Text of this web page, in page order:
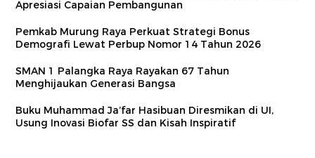
Apresiasi Capaian Pembangunan
Pemkab Murung Raya Perkuat Strategi Bonus
Demografi Lewat Perbup Nomor 14 Tahun 2026
SMAN 1 Palangka Raya Rayakan 67 Tahun
Menghijaukan Generasi Bangsa
Buku Muhammad Ja’far Hasibuan Diresmikan di UI,
Usung Inovasi Biofar SS dan Kisah Inspiratif